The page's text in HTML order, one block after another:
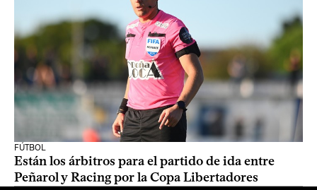
FÚTBOL
Están los árbitros para el partido de ida entre
Peñarol y Racing por la Copa Libertadores